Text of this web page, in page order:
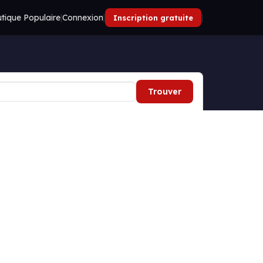
Populaire|Connexion| Inscription gratuite |
Trouver